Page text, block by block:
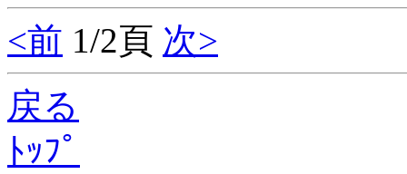
<前 1/2頁 次>
戻る
ﾄｯﾌﾟ